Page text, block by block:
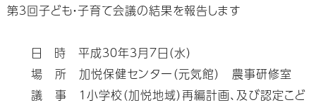
第３回子ども・子育て会議の結果を報告します
日 時 平成３０年３月７日（水）
場 所 加悦保健センター（元気館） 農事研修室
議 事 １小学校（加悦地域）再編計画、及び認定こど